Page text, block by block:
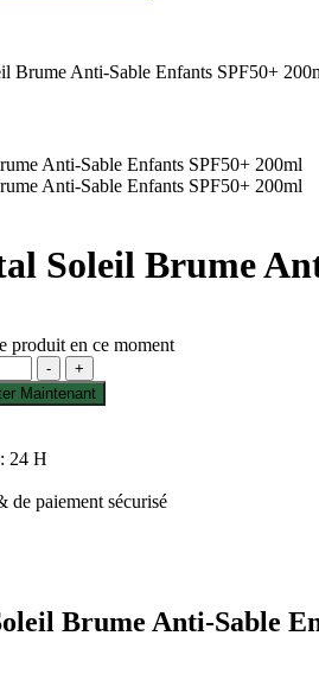
Brume Anti-Sable Enfants SPF50+
Soleil Brume
dh.
produit en ce moment
-
+
Maintenant
24 H
de paiement sécurisé
Brume Anti-Sable